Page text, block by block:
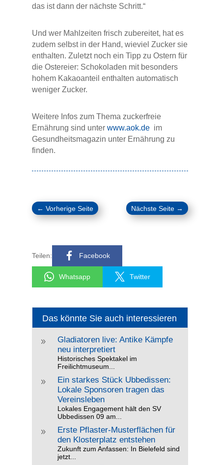
Das könnte Sie auch interessieren
9
Gladiatoren live: Antike Kämpfe
neu interpretiert
Historisches Spektakel im
Freilichtmuseum...
9
Ein starkes Stück Ubbedissen:
Lokale Sponsoren tragen das
Vereinsleben
Lokales Engagement hält den SV
Ubbedissen 09 am...
9
Erste Pflaster-Musterflächen für
den Klosterplatz entstehen
Zukunft zum Anfassen: In Bielefeld sind
jetzt...
das ist dann der nächste Schritt.“
Und wer Mahlzeiten frisch zubereitet, hat es
zudem selbst in der Hand, wieviel Zucker sie
enthalten. Zuletzt noch ein Tipp zu Ostern für
die Ostereier: Schokoladen mit besonders
hohem Kakaoanteil enthalten automatisch
weniger Zucker.
Weitere Infos zum Thema zuckerfreie
Ernährung sind unter www.aok.deim
Gesundheitsmagazin unter Ernährung zu
finden.
← Vorherige Seite Nächste Seite →
Teilen: Facebook
Whatsapp Twitter